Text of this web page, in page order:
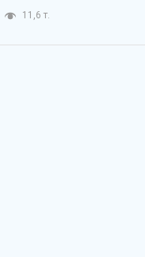
11,6 т.